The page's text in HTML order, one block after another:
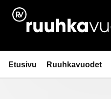
Siirry
sisältöön
Ruuhkavuodet.fi
Etusivu Ruuhkavuodet